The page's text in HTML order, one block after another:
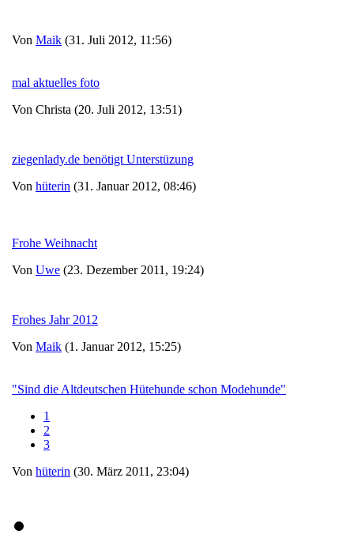
Von Maik (31. Juli 2012, 11:56)
mal aktuelles foto
Von Christa (20. Juli 2012, 13:51)
ziegenlady.de benötigt Unterstüzung
Von hüterin (31. Januar 2012, 08:46)
Frohe Weihnacht
Von Uwe (23. Dezember 2011, 19:24)
Frohes Jahr 2012
Von Maik (1. Januar 2012, 15:25)
"Sind die Altdeutschen Hütehunde schon Modehunde"
1
2
3
Von hüterin (30. März 2011, 23:04)